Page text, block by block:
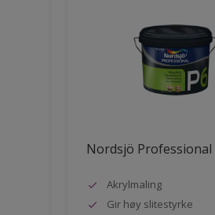
Nordsjö Professional
Akrylmaling
Gir høy slitestyrke